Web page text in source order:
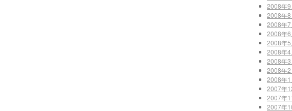
2008年9
2008年8
2008年7
2008年6
2008年5
2008年4
2008年3
2008年2
2008年1
2007年
2007年
2007年